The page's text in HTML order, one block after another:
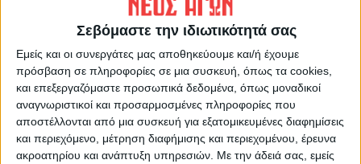
Σεβόμαστε την ιδιωτικότητά σας
Εμείς και οι συνεργάτες μας αποθηκεύουμε και/ή έχουμε
πρόσβαση σε πληροφορίες σε μια συσκευή, όπως τα cookies,
και επεξεργαζόμαστε προσωπικά δεδομένα, όπως μοναδικοί
αναγνωριστικοί και προσαρμοσμένες πληροφορίες που
αποστέλλονται από μια συσκευή για εξατομικευμένες διαφημίσεις
και περιεχόμενο, μέτρηση διαφήμισης και περιεχομένου, έρευνα
ακροατηρίου και ανάπτυξη υπηρεσιών. Με την άδειά σας, εμείς
Δημοσιογραφική Ομάδα ΝΕΟΣ ΑΓΩΝ
https://neosagon.gr
Η Αρχαιότερη Καθημερινή Πρωινή Εφημερίδα της Καρδίτσας